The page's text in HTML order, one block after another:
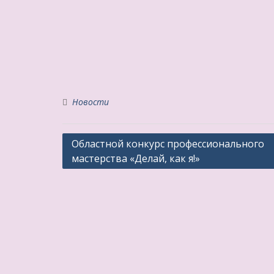
Новости
Навигация
по
Областной конкурс профессионального
мастерства «Делай, как я!»